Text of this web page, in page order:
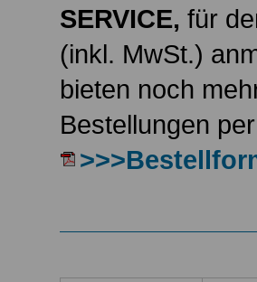
SERVICE, für
(inkl. MwSt.)
bieten noch
Bestellungen